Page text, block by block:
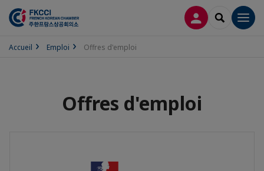
CONNEXION
Accueil Emploi Offres d'emploi
Offres d'emploi